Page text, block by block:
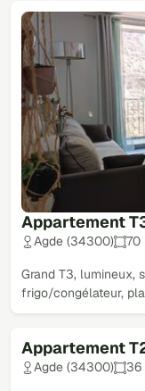
Appartement
Agde (34300) 70
Grand T3, lumineux,
frigo/congélateur,
Appartement
Agde (34300) 36